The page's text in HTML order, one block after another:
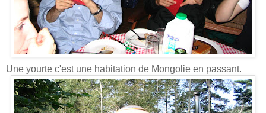
Une yourte c'est une habitation de Mongolie en passant.